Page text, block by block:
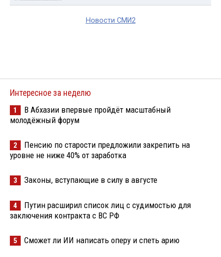
Новости СМИ2
Интересное за неделю
1
В Абхазии впервые пройдёт масштабный
молодёжный форум
2
Пенсию по старости предложили закрепить на
уровне не ниже 40% от заработка
3 Законы, вступающие в силу в августе
4
Путин расширил список лиц с судимостью для
заключения контракта с ВС РФ
5 Сможет ли ИИ написать оперу и спеть арию